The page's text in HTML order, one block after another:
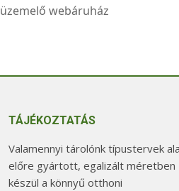
üzemelő webáruház
TÁJÉKOZTATÁS
Valamennyi tárolónk típustervek
előre gyártott, egalizált méretben
készül a könnyű otthoni